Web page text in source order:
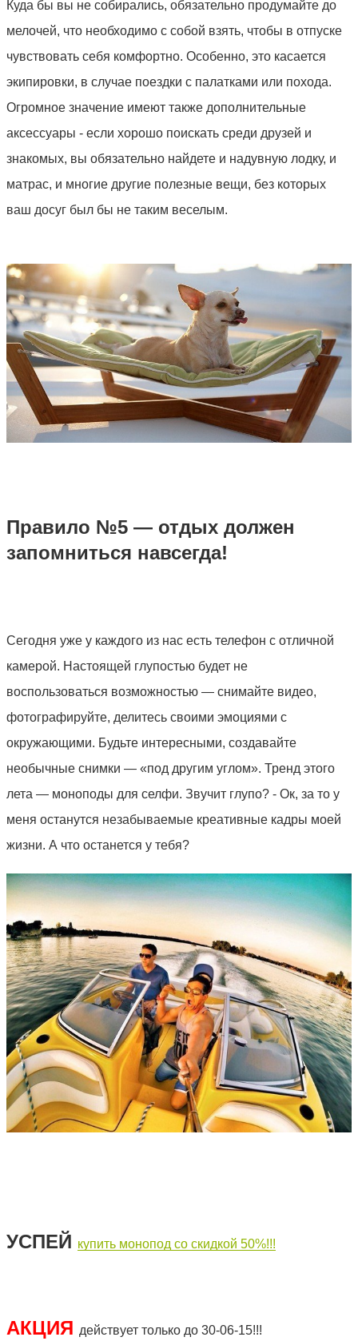
Куда бы вы не собирались, обязательно продумайте до
мелочей, что необходимо с собой взять, чтобы в отпуске
чувствовать себя комфортно. Особенно, это касается
экипировки, в случае поездки с палатками или похода.
Огромное значение имеют также дополнительные
аксессуары - если хорошо поискать среди друзей и
знакомых, вы обязательно найдете и надувную лодку, и
матрас, и многие другие полезные вещи, без которых
ваш досуг был бы не таким веселым.
Правило №5 — отдых должен
запомниться навсегда!
Сегодня уже у каждого из нас есть телефон с отличной
камерой. Настоящей глупостью будет не
воспользоваться возможностью — снимайте видео,
фотографируйте, делитесь своими эмоциями с
окружающими. Будьте интересными, создавайте
необычные снимки — «под другим углом». Тренд этого
лета — моноподы для селфи. Звучит глупо? - Ок, за то у
меня останутся незабываемые креативные кадры моей
жизни. А что останется у тебя?
УСПЕЙ купить монопод со скидкой 50%!!!
АКЦИЯ действует только до 30-06-15!!!